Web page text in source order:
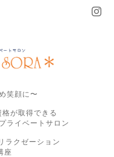
笑顔に〜
が取得できる
ライベートサロン
ラクゼーション
座